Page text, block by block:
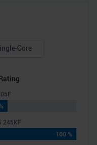
Core
245KF
100 %